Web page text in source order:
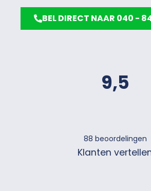
BEL DIRECT NAAR 040 -
9,5
88 beoordelingen
Klanten